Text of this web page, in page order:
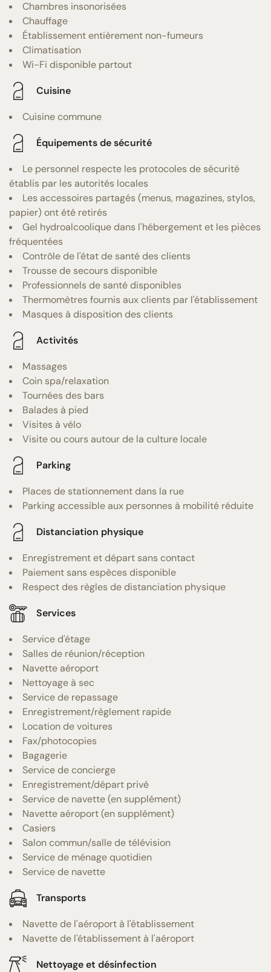
Chambres insonorisées
Chauffage
Établissement entièrement non-fumeurs
Climatisation
Wi-Fi disponible partout
Cuisine
Cuisine commune
Équipements de sécurité
Le personnel respecte les protocoles de sécurité
établis par les autorités locales
Les accessoires partagés (menus, magazines, stylos,
papier) ont été retirés
Gel hydroalcoolique dans l'hébergement et les pièces
fréquentées
Contrôle de l'état de santé des clients
Trousse de secours disponible
Professionnels de santé disponibles
Thermomètres fournis aux clients par l'établissement
Masques à disposition des clients
Activités
Massages
Coin spa/relaxation
Tournées des bars
Balades à pied
Visites à vélo
Visite ou cours autour de la culture locale
Parking
Places de stationnement dans la rue
Parking accessible aux personnes à mobilité réduite
Distanciation physique
Enregistrement et départ sans contact
Paiement sans espèces disponible
Respect des règles de distanciation physique
Services
Service d'étage
Salles de réunion/réception
Navette aéroport
Nettoyage à sec
Service de repassage
Enregistrement/règlement rapide
Location de voitures
Fax/photocopies
Bagagerie
Service de concierge
Enregistrement/départ privé
Service de navette (en supplément)
Navette aéroport (en supplément)
Casiers
Salon commun/salle de télévision
Service de ménage quotidien
Service de navette
Transports
Navette de l'aéroport à l'établissement
Navette de l'établissement à l'aéroport
Nettoyage et désinfection